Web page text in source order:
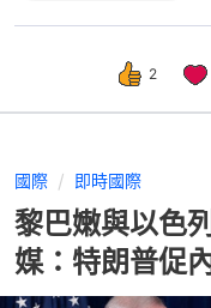
2
國際 即時國際
黎巴嫩與以色
媒：特朗普促